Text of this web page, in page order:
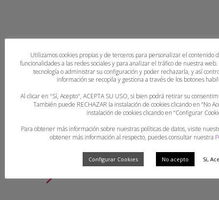
Utilizamos cookies propias y de terceros para personalizar el contenido
funcionalidades a las redes sociales y para analizar el tráfico de nuestra
tecnología o administrar su configuración y poder rechazarla, y así
información se recopila y gestiona a través de los botones
Al clicar en "Sí, Acepto", ACEPTA SU USO, si bien podrá retirar su
También puede RECHAZAR la instalación de cookies clicando en “No
instalación de cookies clicando en “Configurar
Para obtener más información sobre nuestras políticas de datos, visite
obtener más información al respecto, puedes consultar nuestra
Configurar Cookies No acepto Sí,